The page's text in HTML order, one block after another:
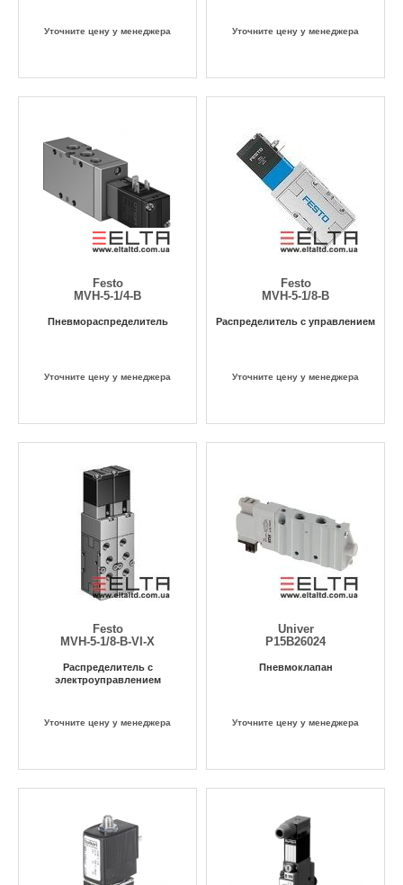
Уточните цену у менеджера Уточните цену у менеджера
Festo
MVH-5-1/4-B
Пневмораспределитель
Уточните цену у менеджера
Festo
MVH-5-1/8-B
Распределитель с управлением
Уточните цену у менеджера
Festo
MVH-5-1/8-B-VI-X
Распределитель с
электроуправлением
Уточните цену у менеджера
Univer
Р15В26024
Пневмоклапан
Уточните цену у менеджера